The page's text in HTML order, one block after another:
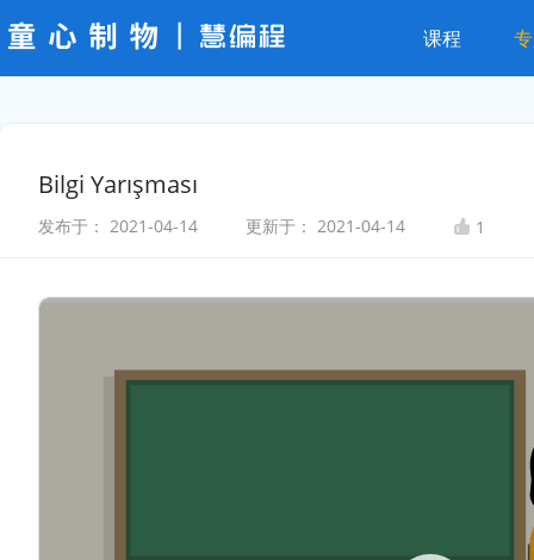
课程
Bilgi Yarışması
发布于： 2021-04-14 更新于： 2021-04-14 1